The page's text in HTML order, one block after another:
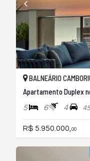
BALNEÁRIO
5 6 4
R$ 5.950.000,00